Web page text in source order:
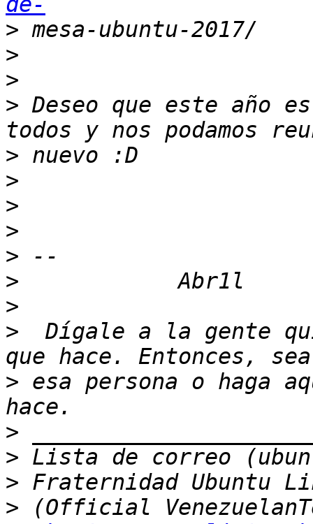
>
>
>
> Deseo que este año
>
>
>
>
>
>
>
>
Dígale a la gente
> esa persona o haga
>
>
>
>